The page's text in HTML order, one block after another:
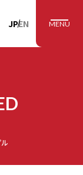
三田理
JPEN MENU